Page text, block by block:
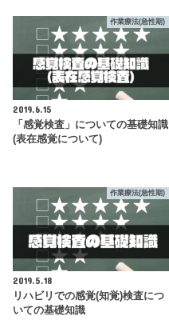
作業療法(急性期)
2019.6.15
「感覚検査」についての基礎知識
(表在感覚について)
作業療法(急性期)
2019.5.18
リハビリでの感覚(知覚)検査につ
いての基礎知識